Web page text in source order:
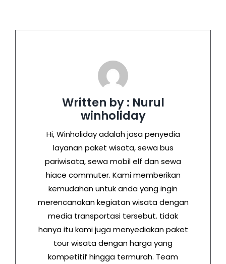
Written by : Nurul
winholiday
Hi, Winholiday adalah jasa penyedia
layanan paket wisata, sewa bus
pariwisata, sewa mobil elf dan sewa
hiace commuter. Kami memberikan
kemudahan untuk anda yang ingin
merencanakan kegiatan wisata dengan
media transportasi tersebut. tidak
hanya itu kami juga menyediakan paket
tour wisata dengan harga yang
kompetitif hingga termurah. Team